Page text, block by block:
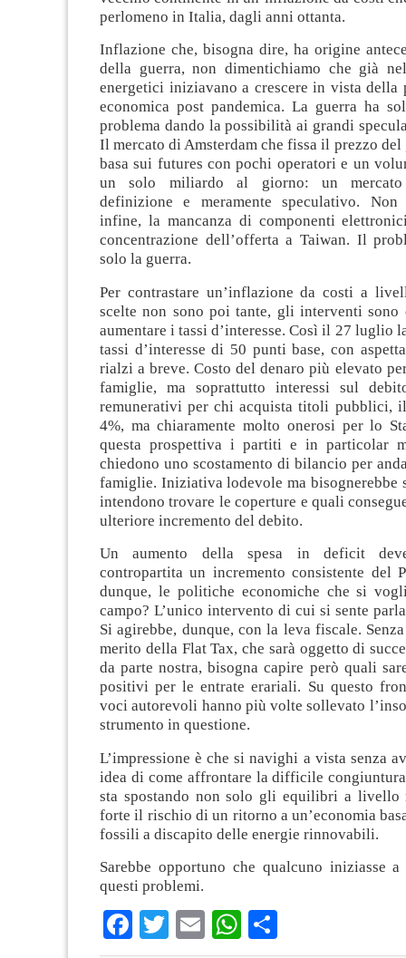
perlomeno in Italia, dagli anni ottanta.
Inflazione che, bisogna dire, ha origine
della guerra, non dimentichiamo che già
energetici iniziavano a crescere in vista della
economica post pandemica. La guerra ha
problema dando la possibilità ai grandi
Il mercato di Amsterdam che fissa il prezzo del
basa sui futures con pochi operatori e un
un solo miliardo al giorno: un
definizione e meramente speculativo. Non
infine, la mancanza di componenti
concentrazione dell’offerta a Taiwan. Il
solo la guerra.
Per contrastare un’inflazione da costi a
scelte non sono poi tante, gli interventi sono
aumentare i tassi d’interesse. Così il 27 luglio
tassi d’interesse di 50 punti base, con
rialzi a breve. Costo del denaro più elevato
famiglie, ma soprattutto interessi sul
remunerativi per chi acquista titoli pubblici,
4%, ma chiaramente molto onerosi per lo
questa prospettiva i partiti e in particolar
chiedono uno scostamento di bilancio per
famiglie. Iniziativa lodevole ma bisognerebbe
intendono trovare le coperture e quali
ulteriore incremento del debito.
Un aumento della spesa in deficit
contropartita un incremento consistente del
dunque, le politiche economiche che si
campo? L’unico intervento di cui si sente
Si agirebbe, dunque, con la leva fiscale.
merito della Flat Tax, che sarà oggetto di
da parte nostra, bisogna capire però quali
positivi per le entrate erariali. Su questo
voci autorevoli hanno più volte sollevato
strumento in questione.
L’impressione è che si navighi a vista senza
idea di come affrontare la difficile
sta spostando non solo gli equilibri a livello
forte il rischio di un ritorno a un’economia
fossili a discapito delle energie rinnovabili.
Sarebbe opportuno che qualcuno iniziasse
questi problemi.
Facebook
TwitterEmailWhatsApp